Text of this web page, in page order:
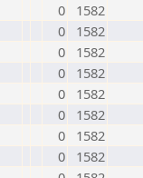
0
1582
0
1582
0
1582
0
1582
0
1582
0
1582
0
1582
0
1582